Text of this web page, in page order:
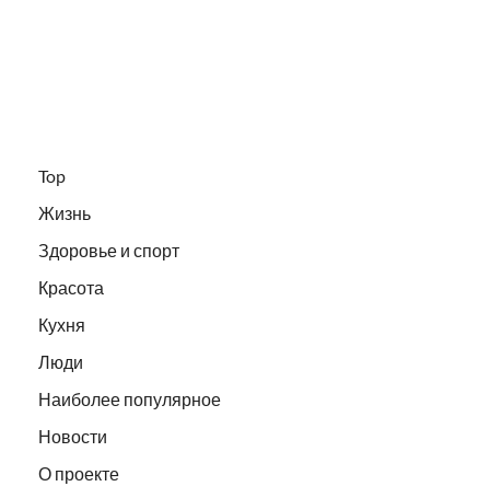
Top
Жизнь
Здоровье и спорт
Красота
Кухня
Люди
Наиболее популярное
Новости
О проекте